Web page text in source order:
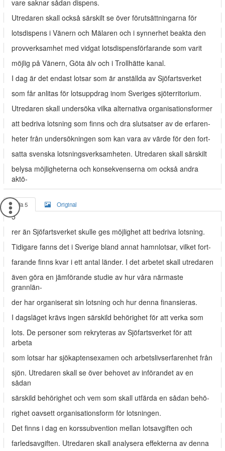
vare saknar sådan dispens.
Utredaren skall också särskilt se över förutsättningarna för
lotsdispens i Vänern och Mälaren och i synnerhet beakta den
provverksamhet med vidgat lotsdispensförfarande som varit
möjlig på Vänern, Göta älv och i Trollhätte kanal.
I dag är det endast lotsar som är anställda av Sjöfartsverket
som får anlitas för lotsuppdrag inom Sveriges sjöterritorium.
Utredaren skall undersöka vilka alternativa organisationsformer
att bedriva lotsning som finns och dra slutsatser av de erfaren-
heter från undersökningen som kan vara av värde för den fort-
satta svenska lotsningsverksamheten. Utredaren skall särskilt
belysa möjligheterna och konsekvenserna om också andra
aktö-
Sida 5 Original
5
rer än Sjöfartsverket skulle ges möjlighet att bedriva lotsning.
Tidigare fanns det i Sverige bland annat hamnlotsar, vilket fort-
farande finns kvar i ett antal länder. I det arbetet skall utredaren
även göra en jämförande studie av hur våra närmaste
grannlän-
der har organiserat sin lotsning och hur denna finansieras.
I dagsläget krävs ingen särskild behörighet för att verka som
lots. De personer som rekryteras av Sjöfartsverket för att
arbeta
som lotsar har sjökaptensexamen och arbetslivserfarenhet från
sjön. Utredaren skall se över behovet av införandet av en
sådan
särskild behörighet och vem som skall utfärda en sådan behö-
righet oavsett organisationsform för lotsningen.
Det finns i dag en korssubvention mellan lotsavgiften och
farledsavgiften. Utredaren skall analysera effekterna av denna